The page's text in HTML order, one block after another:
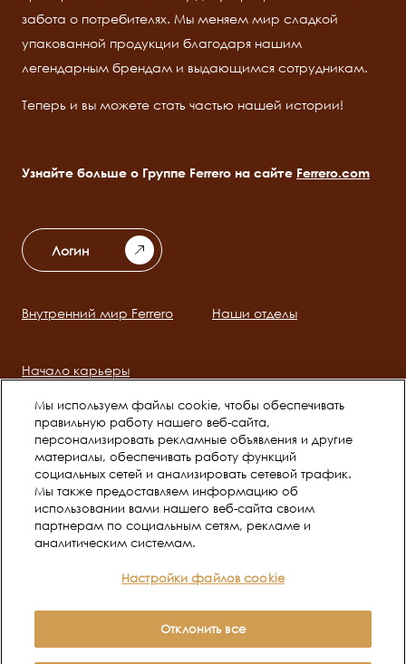
забота о потребителях. Мы меняем мир сладкой
упакованной продукции благодаря нашим
легендарным брендам и выдающимся сотрудникам.
Теперь и вы можете стать частью нашей истории!
Узнайте больше о Группе Ferrero на сайте Ferrero.com
Логин
Main
Внутренний мир Ferrero Наши отделы
Начало карьеры
Social
channels
mobile
Legal
Политика в отношении
файлов Cookie
конфиденциальности веб-
Условия использования
Мы используем файлы cookie, чтобы обеспечивать
правильную работу нашего веб-сайта,
персонализировать рекламные объявления и другие
материалы, обеспечивать работу функций
социальных сетей и анализировать сетевой трафик.
Мы также предоставляем информацию об
использовании вами нашего веб-сайта своим
партнерам по социальным сетям, рекламе и
аналитическим системам.
Настройки файлов cookie
Отклонить все